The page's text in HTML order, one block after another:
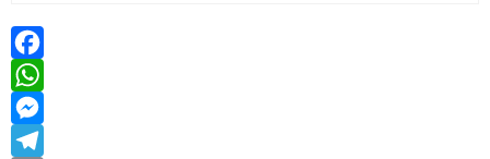
Facebook
WhatsApp
Messenger